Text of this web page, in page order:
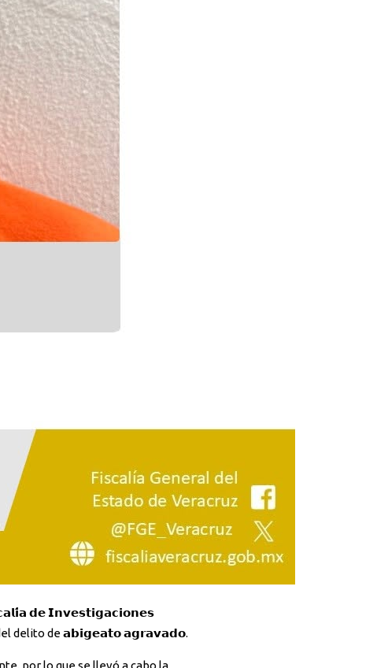
delito de 𝗮𝗯𝗶𝗴𝗲𝗮𝘁𝗼 𝗮𝗴𝗿𝗮𝘃𝗮𝗱𝗼.
por lo que se llevó a cabo la